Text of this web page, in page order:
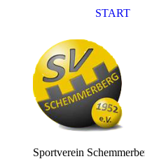
START
Sportverein